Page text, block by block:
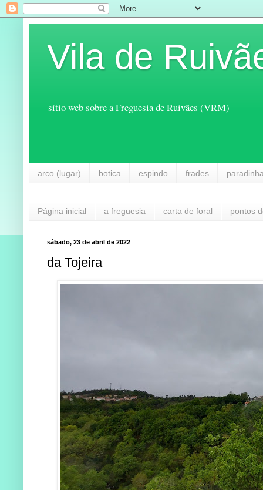
Vila de
sítio web sobre a Freguesia de Ruivães (VRM)
arco (lugar) botica espindo frades
Página inicial a freguesia carta de foral pontos
sábado, 23 de abril de 2022
da Tojeira